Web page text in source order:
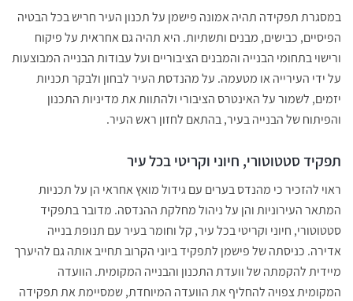
במסגרת תפקידה תהיה אמונה פישמן על תכנון העיר חריש בכל הבטיה
הפיסיים, כבישים, מבנים ותשתיות. היא תהיה גם אחראית על פיקוח
ורישוי בתחומי הבנייה והמבנים הציבוריים ועל עבודות הבנייה המבוצעות
על ידי העירייה או מטעמה. על מהנדסת העיר לבחון ולבקר תכניות
יזמים, לשמור על האינטרס הציבורי ולהתוות את מדיניות התכנון
והפיתוח של הבנייה בעיר, בהתאם לחזון ראש העיר.
תפקיד סטטוטורי, חיוני וקריטי בכל עיר
ראוי להזכיר כי מהנדס בערים עם גידול מואץ אחראי הן על תכניות
המתאר העירוניות והן על ניהול מחלקת ההנדסה. מדובר בתפקיד
סטטוטורי, חיוני וקריטי בכל עיר, קל וחומר בעיר עם תנופת בנייה
אדירה. כניסתה של פישמן לתפקיד ביוני הקרוב תחייב אותה גם להיערך
מיידית להקמתה של וועדת התכנון והבנייה המקומית. הוועדה
המקומית צפויה להחליף את הוועדה המיוחדת, שמסיימת את תפקידה